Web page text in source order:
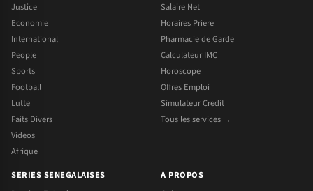
Justice
Economie
International
People
Sports
Football
Lutte
Faits Divers
Videos
Afrique
Salaire Net
Horaires Priere
Pharmacie de Garde
Calculateur IMC
Horoscope
Offres Emploi
Simulateur Credit
Tous les services →
SERIES SENEGALAISES
A PROPOS